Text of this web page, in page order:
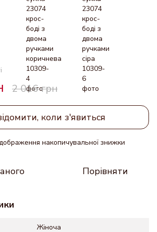
2 016 грн
коли з'явиться
накопичувальної знижки
Порівняти
Жіноча